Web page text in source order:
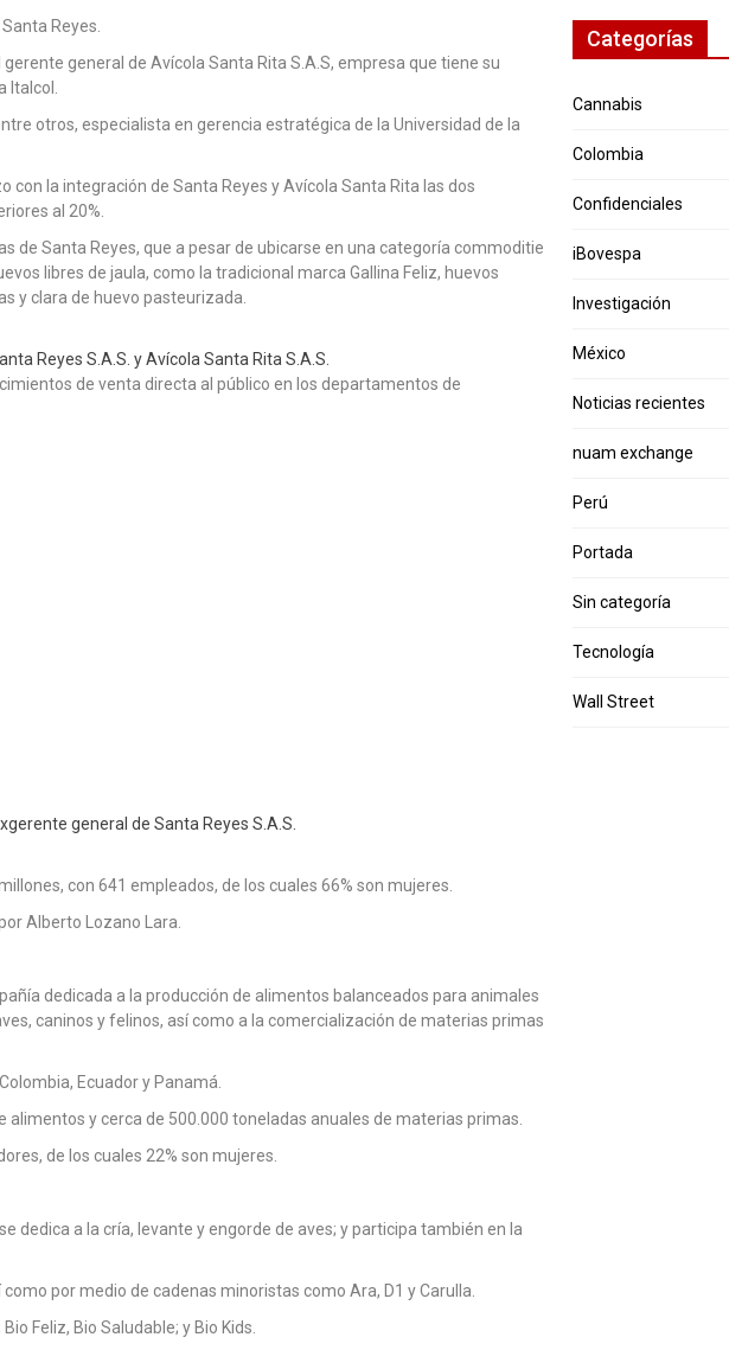
Reyes.
general de Avícola Santa Rita S.A.S, empresa que tiene su
otros, especialista en gerencia estratégica de la Universidad de la
con la integración de Santa Reyes y Avícola Santa Rita las dos
al 20%.
de Santa Reyes, que a pesar de ubicarse en una categoría commoditie
libres de jaula, como la tradicional marca Gallina Feliz, huevos
y clara de huevo pasteurizada.
Reyes S.A.S. y Avícola Santa Rita S.A.S.
de venta directa al público en los departamentos de
general de Santa Reyes S.A.S.
con 641 empleados, de los cuales 66% son mujeres.
Alberto Lozano Lara.
dedicada a la producción de alimentos balanceados para animales
caninos y felinos, así como a la comercialización de materias primas
Ecuador y Panamá.
y cerca de 500.000 toneladas anuales de materias primas.
de los cuales 22% son mujeres.
dedica a la cría, levante y engorde de aves; y participa también en la
por medio de cadenas minoristas como Ara, D1 y Carulla.
Feliz, Bio Saludable; y Bio Kids.
Categorías
Cannabis
Colombia
Confidenciales
iBovespa
Investigación
México
Noticias recientes
nuam exchange
Perú
Portada
Sin categoría
Tecnología
Wall Street